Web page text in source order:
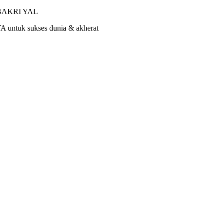
YAL
untuk sukses dunia & akherat